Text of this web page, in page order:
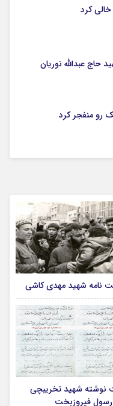
کرد
حاج عبدالله نوریان
رو منفجر کرد
نامه شهید مهدی کاشی
شهید تخریبچی
فیروزبخت